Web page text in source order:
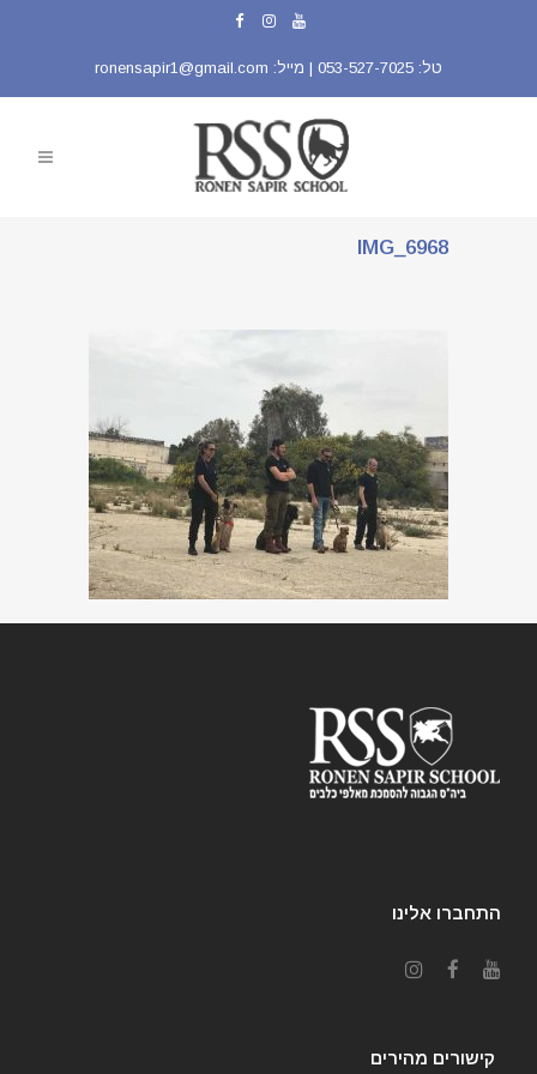
טל: 053-527-7025 | מייל: ronensapir1@gmail.com
IMG_6968
התחברו אלינו
קישורים מהירים